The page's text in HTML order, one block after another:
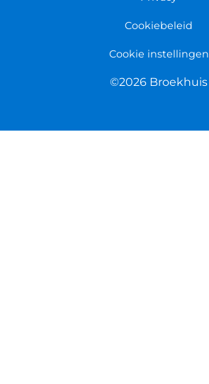
Cookiebeleid
Cookie instellingen
©2026 Broekhuis